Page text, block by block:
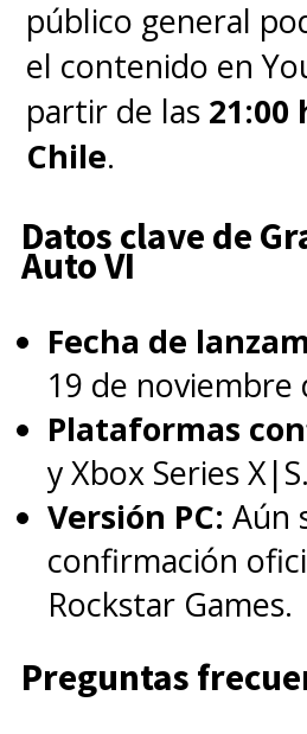
público general
el contenido en
partir de las 21:00
Chile.
Datos clave de
Auto VI
Fecha de
19 de noviembre
Plataformas
y Xbox Series X|S.
Versión PC: Aún
confirmación
Rockstar Games.
Preguntas